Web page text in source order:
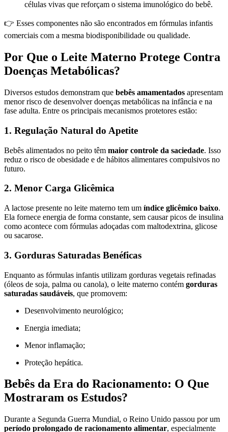
células vivas que reforçam o sistema imunológico do bebê.
👉 Esses componentes não são encontrados em fórmulas infantis
comerciais com a mesma biodisponibilidade ou qualidade.
Por Que o Leite Materno Protege Contra
Doenças Metabólicas?
Diversos estudos demonstram que bebês amamentados apresentam
menor risco de desenvolver doenças metabólicas na infância e na
fase adulta. Entre os principais mecanismos protetores estão:
1. Regulação Natural do Apetite
Bebês alimentados no peito têm maior controle da saciedade. Isso
reduz o risco de obesidade e de hábitos alimentares compulsivos no
futuro.
2. Menor Carga Glicêmica
A lactose presente no leite materno tem um índice glicêmico baixo.
Ela fornece energia de forma constante, sem causar picos de insulina
como acontece com fórmulas adoçadas com maltodextrina, glicose
ou sacarose.
3. Gorduras Saturadas Benéficas
Enquanto as fórmulas infantis utilizam gorduras vegetais refinadas
(óleos de soja, palma ou canola), o leite materno contém gorduras
saturadas saudáveis, que promovem:
Desenvolvimento neurológico;
Energia imediata;
Menor inflamação;
Proteção hepática.
Bebês da Era do Racionamento: O Que
Mostraram os Estudos?
Durante a Segunda Guerra Mundial, o Reino Unido passou por um
período prolongado de racionamento alimentar, especialmente